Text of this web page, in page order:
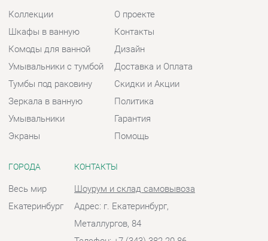
Зеркала в ванную
Умывальники
Экраны
Политика
Гарантия
Помощь
ГОРОДА КОНТАКТЫ
Металлургов, 84
Телефон: +7 (343) 382-20-86
Отправить сообщение
© 2009-2026 Ванная-Екатеринбург